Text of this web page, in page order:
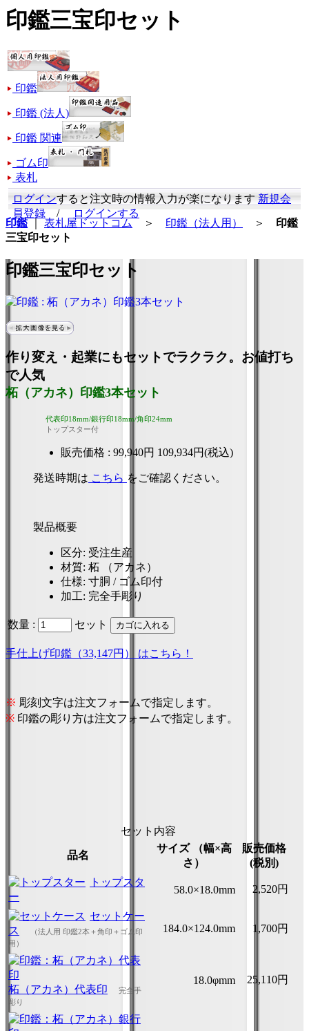
印鑑三宝印セット
印鑑
印鑑 (法人)
印鑑 関連
ゴム印
表札
ログインすると注文時の情報入力が楽になります新規会
員登録 /
ログインする
印鑑
表札屋ドットコム ＞ 印鑑（法人用） ＞ 印鑑
三宝印セット
印鑑三宝印セット
作り変え・起業にもセットでラクラク。お値打ち
で人気
柘（アカネ）印鑑3本セット
代表印18mm/銀行印18mm/角印24mm
トップスター付
販売価格 : 99,940円 109,934円(税込)
発送時期は こちら をご確認ください。
製品概要
区分: 受注生産
材質: 柘 （アカネ）
仕様: 寸胴 / ゴム印付
加工: 完全手彫り
数量 : セット
手仕上げ印鑑（33,147円） はこちら！
※ 彫刻文字は注文フォームで指定します。
※ 印鑑の彫り方は注文フォームで指定します。
セット内容
品名
サイズ （幅×高
さ）
販売価格
(税別)
トップスタ
ー
58.0×18.0mm 2,520円
セットケー
ス
（法人用 印鑑2本＋角印＋ゴム印
用）
184.0×124.0mm 1,700円
柘（アカネ）代表印
完全手
彫り
18.0φmm 25,110円